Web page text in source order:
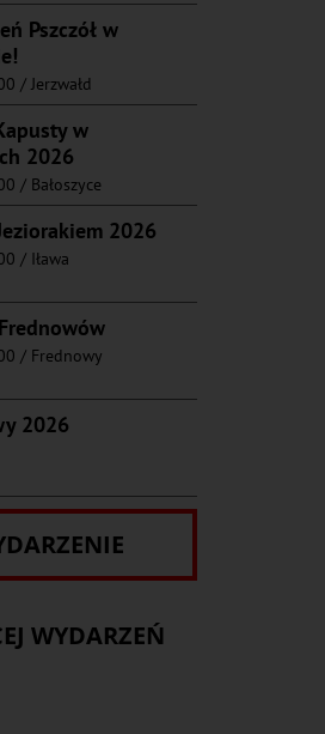
Pszczół w
/ Jerzwałd
w
2026
/ Bałoszyce
2026
/ Iława
/ Frednowy
2026
WYDARZEŃ